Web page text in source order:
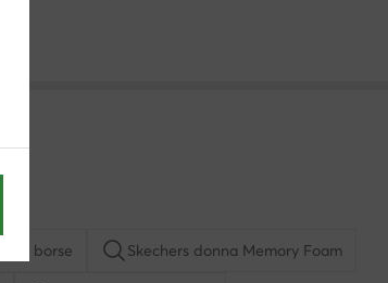
Aldo borse Skechers donna Memory Foam